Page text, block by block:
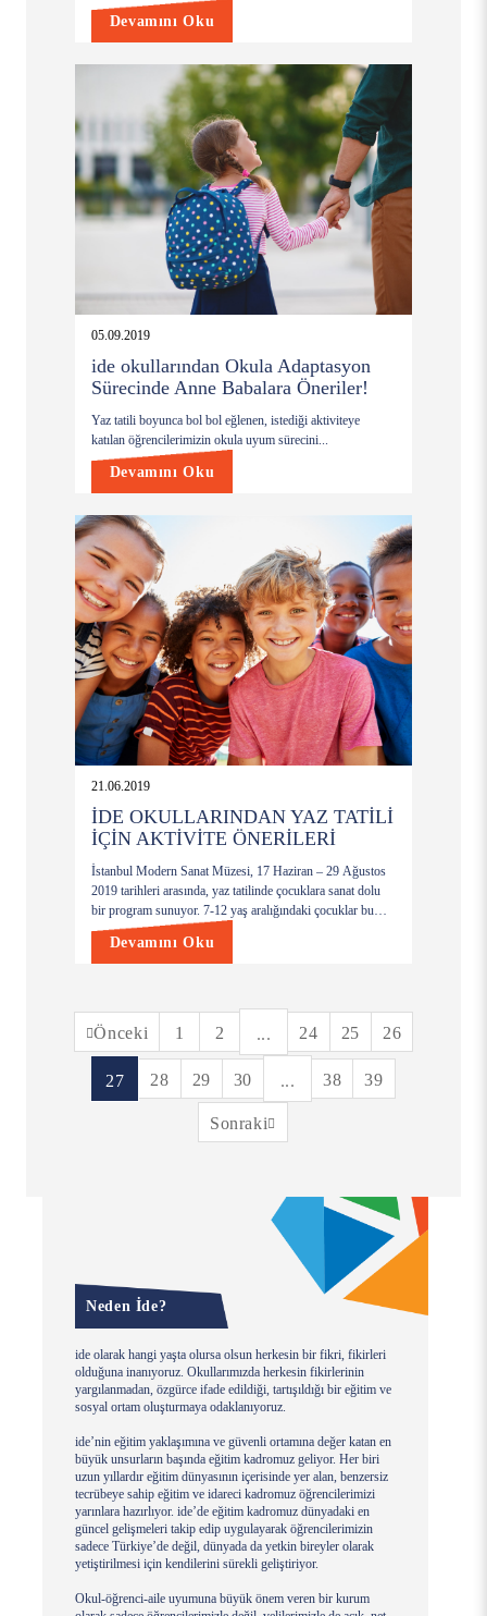
ve çok kültürlü ortamlara dahil olabiliyorlar. Böylesi bir
dünyada başarılı olmanın yolu da yabancı dili özellikle de
anlamak ve kullanmakta yatıyor.
Devamını Oku
05.09.2019
ide okullarından Okula Adaptasyon
Sürecinde Anne Babalara Öneriler!
Yaz tatili boyunca bol bol eğlenen, istediği aktiviteye
katılan öğrencilerimizin okula uyum sürecini...
Devamını Oku
21.06.2019
İDE OKULLARINDAN YAZ TATİLİ
İÇİN AKTİVİTE ÖNERİLERİ
İstanbul Modern Sanat Müzesi, 17 Haziran – 29 Ağustos
2019 tarihleri arasında, yaz tatilinde çocuklara sanat dolu
bir program sunuyor. 7-12 yaş aralığındaki çocuklar bu
program kapsamında müze uzmanlarıyla birlikte sanatı
yorumlamaya ve sanatsal üretimler gerçekleştirmeye
Devamını Oku
Önceki 1 2 ... 24 25 26
27 28 29 30 ... 38 39
Sonraki
Neden İde?
ide olarak hangi yaşta olursa olsun herkesin bir fikri, fikirleri
olduğuna inanıyoruz. Okullarımızda herkesin fikirlerinin
yargılanmadan, özgürce ifade edildiği, tartışıldığı bir eğitim ve
sosyal ortam oluşturmaya odaklanıyoruz.
ide’nin eğitim yaklaşımına ve güvenli ortamına değer katan en
büyük unsurların başında eğitim kadromuz geliyor. Her biri
uzun yıllardır eğitim dünyasının içerisinde yer alan, benzersiz
tecrübeye sahip eğitim ve idareci kadromuz öğrencilerimizi
yarınlara hazırlıyor. ide’de eğitim kadromuz dünyadaki en
güncel gelişmeleri takip edip uygulayarak öğrencilerimizin
sadece Türkiye’de değil, dünyada da yetkin bireyler olarak
yetiştirilmesi için kendilerini sürekli geliştiriyor.
Okul-öğrenci-aile uyumuna büyük önem veren bir kurum